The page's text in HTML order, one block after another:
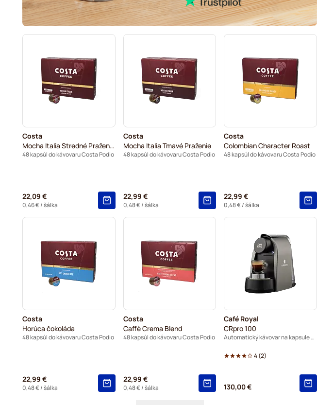
Costa
Mocha Italia Stredné Praženie (Veľká Šálka)
48 kapsúl do kávovaru Costa Podio
22,09 €
0,46 €/ šálka
Costa
Mocha Italia Tmavé Praženie
48 kapsúl do kávovaru Costa Podio
22,99 €
0,48 €/ šálka
Costa
Colombian Character Roast
48 kapsúl do kávovaru Costa Podio
22,99 €
0,48 €/ šálka
Costa
Horúca čokoláda
48 kapsúl do kávovaru Costa Podio
22,99 €
0,48 €/ šálka
Costa
Caffè Crema Blend
48 kapsúl do kávovaru Costa Podio
22,99 €
0,48 €/ šálka
Café Royal
CRpro 100
Automatický kávovar na kapsule - sivý
4(2)
130,00 €